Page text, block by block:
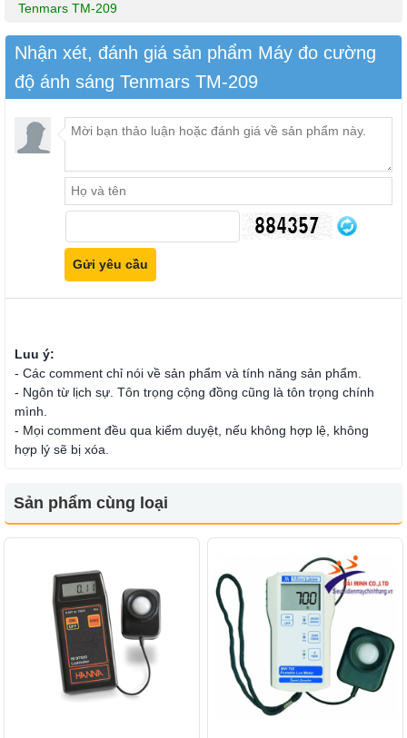
Tenmars TM-209
Nhận xét, đánh giá sản phẩm Máy đo cường
độ ánh sáng Tenmars TM-209
Luu ý:
- Các comment chỉ nói về sản phẩm và tính năng sản phẩm.
- Ngôn từ lịch sự. Tôn trọng cộng đồng cũng là tôn trọng chính
mình.
- Mọi comment đều qua kiểm duyệt, nếu không hợp lệ, không
hợp lý sẽ bị xóa.
Sản phẩm cùng loại